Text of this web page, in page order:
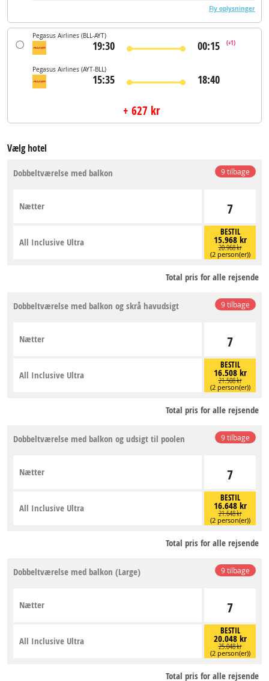
Fly oplysninger
Pegasus Airlines (BLL-AYT)
19:30 00:15 (+1)
Pegasus Airlines (AYT-BLL)
15:35 18:40
+ 627 kr
Vælg hotel
9 tilbage
Dobbeltværelse med balkon
7
Nætter
BESTIL
15.968 kr
20.968 kr
(2 person(er))
All Inclusive Ultra
Total pris for alle rejsende
9 tilbage
Dobbeltværelse med balkon og skrå havudsigt
7
Nætter
BESTIL
16.508 kr
21.508 kr
(2 person(er))
All Inclusive Ultra
Total pris for alle rejsende
9 tilbage
Dobbeltværelse med balkon og udsigt til poolen
7
Nætter
BESTIL
16.648 kr
21.648 kr
(2 person(er))
All Inclusive Ultra
Total pris for alle rejsende
9 tilbage
Dobbeltværelse med balkon (Large)
7
Nætter
BESTIL
20.048 kr
25.048 kr
(2 person(er))
All Inclusive Ultra
Total pris for alle rejsende